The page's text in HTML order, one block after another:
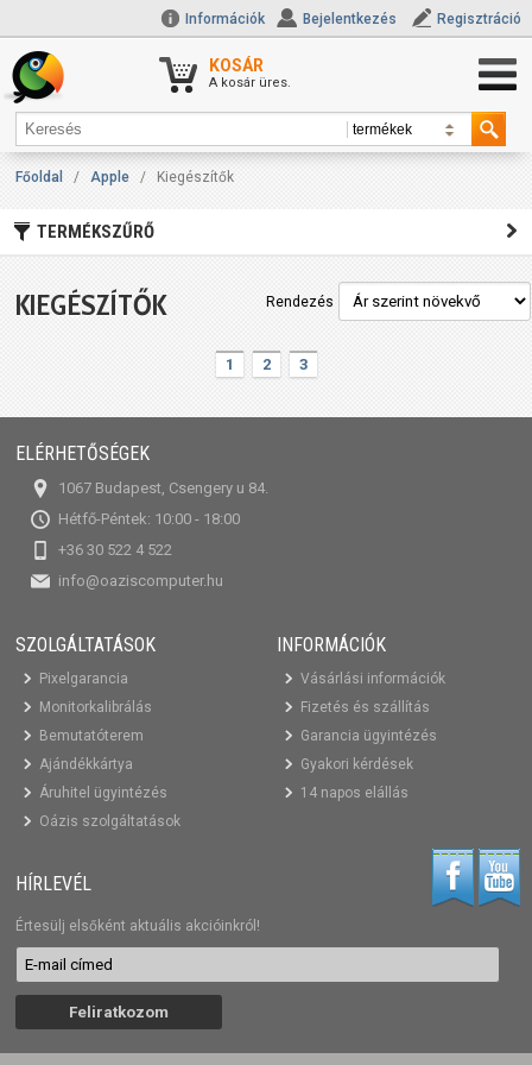
Információk Bejelentkezés Regisztráció
KOSÁR
A kosár üres.
Főoldal / Apple / Kiegészítők
TERMÉKSZŰRŐ
KIEGÉSZÍTŐK Rendezés
1 2 3
ELÉRHETŐSÉGEK
1067 Budapest, Csengery u 84.
Hétfő-Péntek: 10:00 - 18:00
+36 30 522 4 522
info@oaziscomputer.hu
SZOLGÁLTATÁSOK
Pixelgarancia
Monitorkalibrálás
Bemutatóterem
Ajándékkártya
Áruhitel ügyintézés
Oázis szolgáltatások
INFORMÁCIÓK
Vásárlási információk
Fizetés és szállítás
Garancia ügyintézés
Gyakori kérdések
14 napos elállás
HÍRLEVÉL
Értesülj elsőként aktuális akcióinkról!